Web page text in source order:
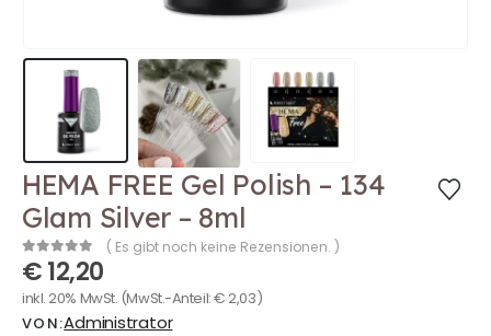
HEMA FREE Gel Polish – 134
Glam Silver – 8ml
0out of 5
( Es gibt noch keine Rezensionen. )
€12,20
inkl. 20% MwSt. (MwSt.-Anteil:€2,03)
VON:Administrator